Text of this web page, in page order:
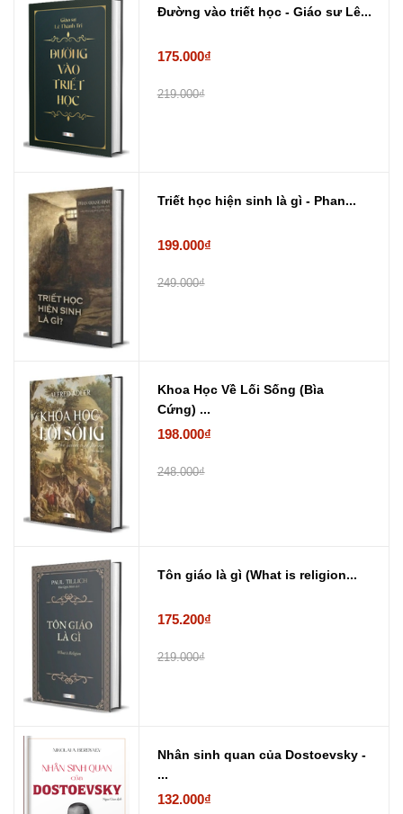
Đường vào triết học - Giáo sư Lê...
175.000₫
219.000₫
Triết học hiện sinh là gì - Phan...
199.000₫
249.000₫
Khoa Học Về Lối Sống (Bìa
Cứng) ...
198.000₫
248.000₫
Tôn giáo là gì (What is religion...
175.200₫
219.000₫
Nhân sinh quan của Dostoevsky -
...
132.000₫